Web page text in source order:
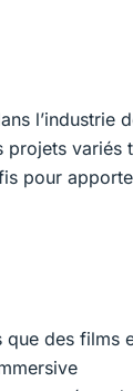
l’industrie
variés
pour
des films